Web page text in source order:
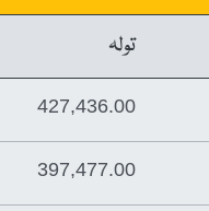
تولہ
427,436.00
397,477.00